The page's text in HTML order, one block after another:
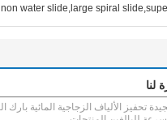
water slide,large spiral
لنا